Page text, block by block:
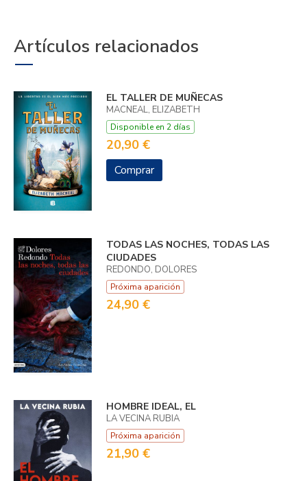
Artículos relacionados
EL TALLER DE MUÑECAS
MACNEAL, ELIZABETH
Disponible en 2 días
20,90 €
Comprar
TODAS LAS NOCHES, TODAS LAS
CIUDADES
REDONDO, DOLORES
Próxima aparición
24,90 €
HOMBRE IDEAL, EL
LA VECINA RUBIA
Próxima aparición
21,90 €